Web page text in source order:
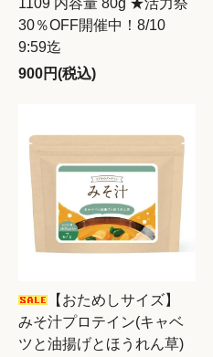
1109 内容量 80g ★活力祭
30％OFF開催中！8/10
9:59迄
900円(税込)
【おためしサイズ】
みそ汁プロテイン(キャベ
ツと油揚げとほうれん草)